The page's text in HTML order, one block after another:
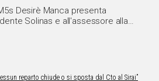
Desirè Manca presenta
Solinas e all'assessore alla